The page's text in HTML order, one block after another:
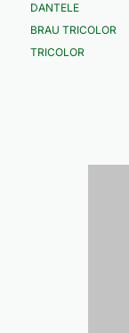
DANTELE
BRAU TRICOLOR
TRICOLOR